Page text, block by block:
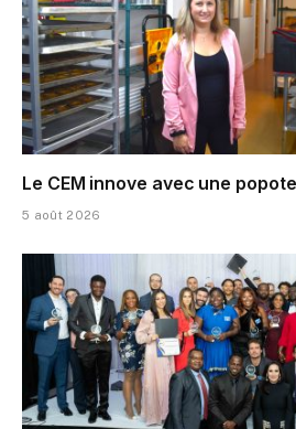
Le CEM innove avec une
5 août 2026